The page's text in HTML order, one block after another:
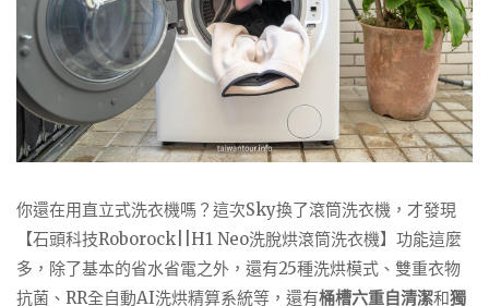
你還在用直立式洗衣機嗎？這次Sky換了滾筒洗衣機，才發現
【石頭科技Roborock||H1 Neo洗脫烘滾筒洗衣機】功能這麼
多，除了基本的省水省電之外，還有25種洗烘模式、雙重衣物
抗菌、RR全自動AI洗烘精算系統等，還有桶槽六重自清潔和獨